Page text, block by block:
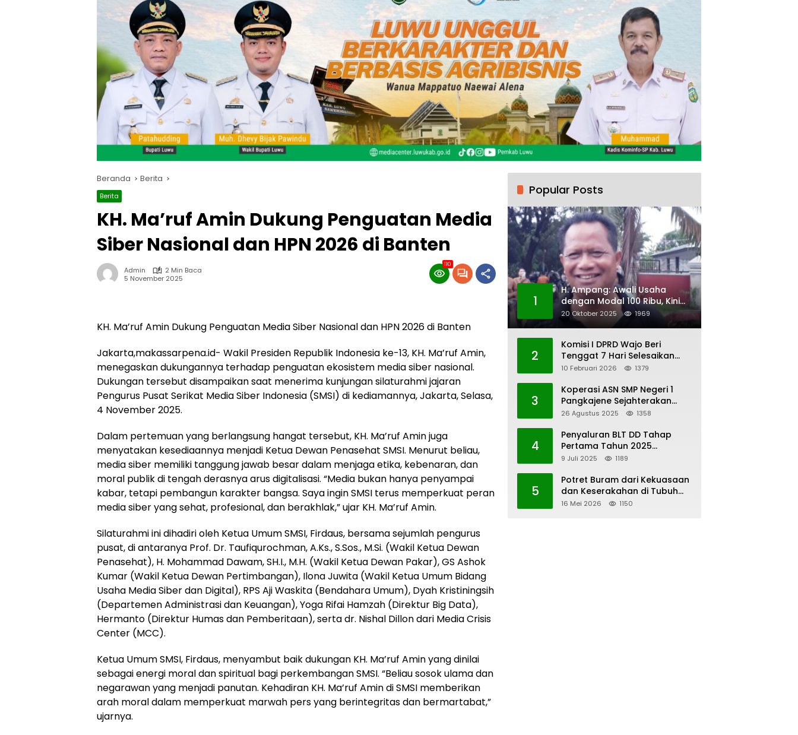
Beranda Berita
Berita
KH. Ma’ruf Amin Dukung Penguatan Media
Siber Nasional dan HPN 2026 di Banten
Admin
2 Min Baca
5 November 2025
110
KH. Ma’ruf Amin Dukung Penguatan Media Siber Nasional dan HPN 2026 di Banten
Jakarta,makassarpena.id- Wakil Presiden Republik Indonesia ke-13, KH. Ma’ruf Amin,
menegaskan dukungannya terhadap penguatan ekosistem media siber nasional.
Dukungan tersebut disampaikan saat menerima kunjungan silaturahmi jajaran
Pengurus Pusat Serikat Media Siber Indonesia (SMSI) di kediamannya, Jakarta, Selasa,
4 November 2025.
Dalam pertemuan yang berlangsung hangat tersebut, KH. Ma’ruf Amin juga
menyatakan kesediaannya menjadi Ketua Dewan Penasehat SMSI. Menurut beliau,
media siber memiliki tanggung jawab besar dalam menjaga etika, kebenaran, dan
moral publik di tengah derasnya arus digitalisasi. “Media bukan hanya penyampai
kabar, tetapi pembangun karakter bangsa. Saya ingin SMSI terus memperkuat peran
media siber yang sehat, profesional, dan berakhlak,” ujar KH. Ma’ruf Amin.
Silaturahmi ini dihadiri oleh Ketua Umum SMSI, Firdaus, bersama sejumlah pengurus
pusat, di antaranya Prof. Dr. Taufiqurochman, A.Ks., S.Sos., M.Si. (Wakil Ketua Dewan
Penasehat), H. Mohammad Dawam, SH.I., M.H. (Wakil Ketua Dewan Pakar), GS Ashok
Kumar (Wakil Ketua Dewan Pertimbangan), Ilona Juwita (Wakil Ketua Umum Bidang
Usaha Media Siber dan Digital), RPS Aji Waskita (Bendahara Umum), Dyah Kristiningsih
(Departemen Administrasi dan Keuangan), Yoga Rifai Hamzah (Direktur Big Data),
Hermanto (Direktur Humas dan Pemberitaan), serta dr. Nishal Dillon dari Media Crisis
Center (MCC).
Ketua Umum SMSI, Firdaus, menyambut baik dukungan KH. Ma’ruf Amin yang dinilai
sebagai energi moral dan spiritual bagi perkembangan SMSI. “Beliau sosok ulama dan
negarawan yang menjadi panutan. Kehadiran KH. Ma’ruf Amin di SMSI memberikan
arah moral dalam memperkuat marwah pers yang berintegritas dan bermartabat,”
ujarnya.
Popular Posts
1
H. Ampang: Awali Usaha
dengan Modal 100 Ribu, Kini
Jadi Jutawan
20 Oktober 2025 1969
2
Komisi I DPRD Wajo Beri
Tenggat 7 Hari Selesaikan
Polemik Pengangkatan KAUR
10 Februari 2026 1379
3
Koperasi ASN SMP Negeri 1
Pangkajene Sejahterakan
Anggota
26 Agustus 2025 1358
4
Penyaluran BLT DD Tahap
Pertama Tahun 2025
Lembang Kaero
9 Juli 2025 1189
5
Potret Buram dari Kekuasaan
dan Keserakahan di Tubuh
PWI Sulsel
16 Mei 2026 1150